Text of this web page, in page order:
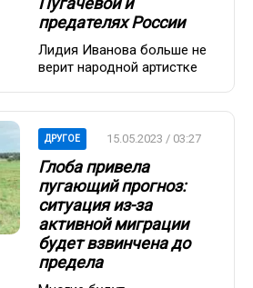
предателях России
Лидия Иванова больше не
верит народной артистке
ДРУГОЕ 15.05.2023 / 03:27
Глоба привела
пугающий прогноз:
ситуация из-за
активной миграции
будет взвинчена до
предела